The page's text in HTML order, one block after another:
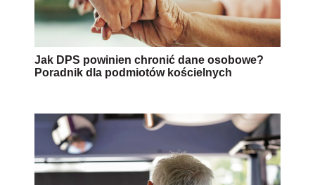
Jak DPS powinien chronić dane osobowe?
Poradnik dla podmiotów kościelnych